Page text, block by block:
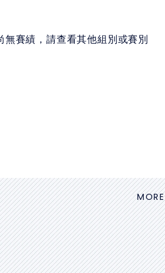
無賽績，請查看其他組別或賽別
MORE